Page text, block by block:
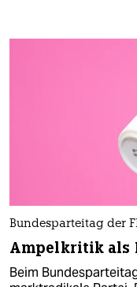
Bundesparteitag der
Ampelkritik als
Beim